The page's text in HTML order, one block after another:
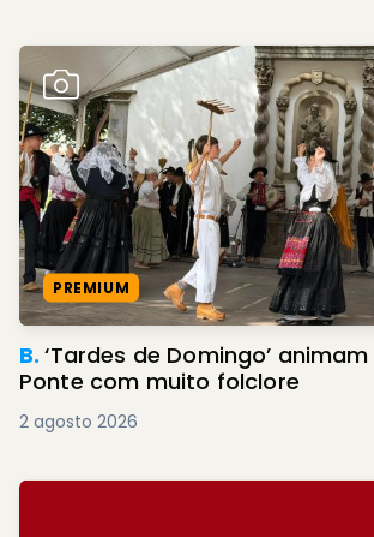
PREMIUM
B.‘Tardes de Domingo’
Ponte com muito folclore
2 agosto 2026